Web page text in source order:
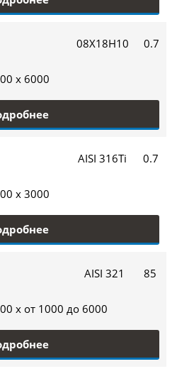
08Х18Н10 0.7
x 6000
AISI 316Ti 0.7
x 3000
AISI 321 85
x от 1000 до 6000